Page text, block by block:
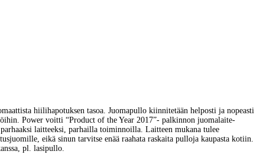
hiilihapotuksen tasoa. Juomapullo kiinnitetään helposti ja nopeasti
Power voitti “Product of the Year 2017”- palkinnon juomalaite-
laitteeksi, parhailla toiminnoilla. Laitteen mukana tulee
eikä sinun tarvitse enää raahata raskaita pulloja kaupasta kotiin.
pl. lasipullo.